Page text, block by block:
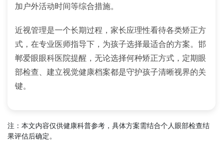
加户外活动时间等综合措施。
近视管理是一个长期过程，家长应理性看待各类矫正方
式，在专业医师指导下，为孩子选择最适合的方案。邯
郸爱眼眼科医院提醒，无论选择何种矫正方式，定期眼
部检查、建立视觉健康档案都是守护孩子清晰视界的关
键。
注：本文内容仅供健康科普参考，具体方案需结合个人眼部检查结
果评估后确定。